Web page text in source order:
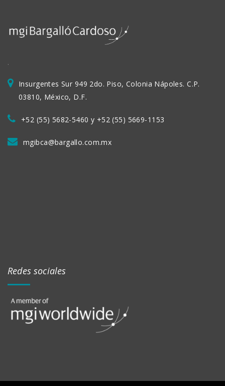
.
Insurgentes Sur 949 2do. Piso, Colonia Nápoles. C.P.
03810, México, D.F.
+52 (55) 5682-5460 y +52 (55) 5669-1153
mgibca@bargallo.com.mx
Redes sociales